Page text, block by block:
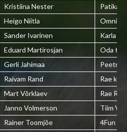
Kristiina Nester
Patika
Heigo Niitla
Omniva
Sander Ivarinen
Karla
Eduard Martirosjan
Oda
Gerli Jahimaa
Peetri
Raivam Rand
Rae küla
Mart Võrklaev
Rae Ref
Janno Volmerson
Tiim
Rainer Toomjõe
4Fun